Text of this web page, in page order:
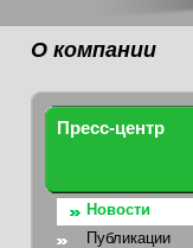
О компании
Пресс-центр
Новости
Публикации